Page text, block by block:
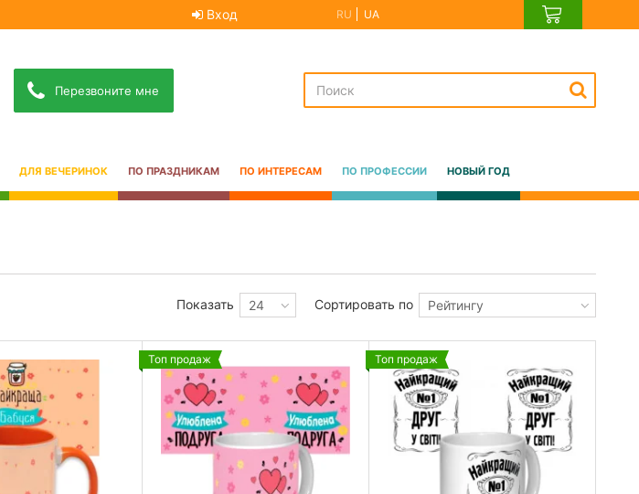
Вход RU UA
Перезвоните мне
ДЛЯ ВЕЧЕРИНОК ПО ПРАЗДНИКАМ ПО ИНТЕРЕСАМ ПО ПРОФЕССИИ НОВЫЙ ГОД
Сортировать по Рейтингу
Показать 24
Топ продаж Топ продаж